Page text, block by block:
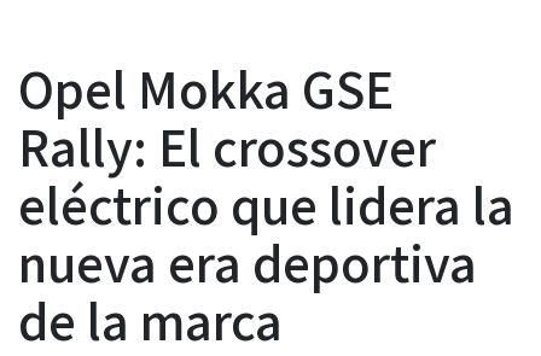
Opel Mokka GSE
Rally: El crossover
eléctrico que lidera la
nueva era deportiva
de la marca